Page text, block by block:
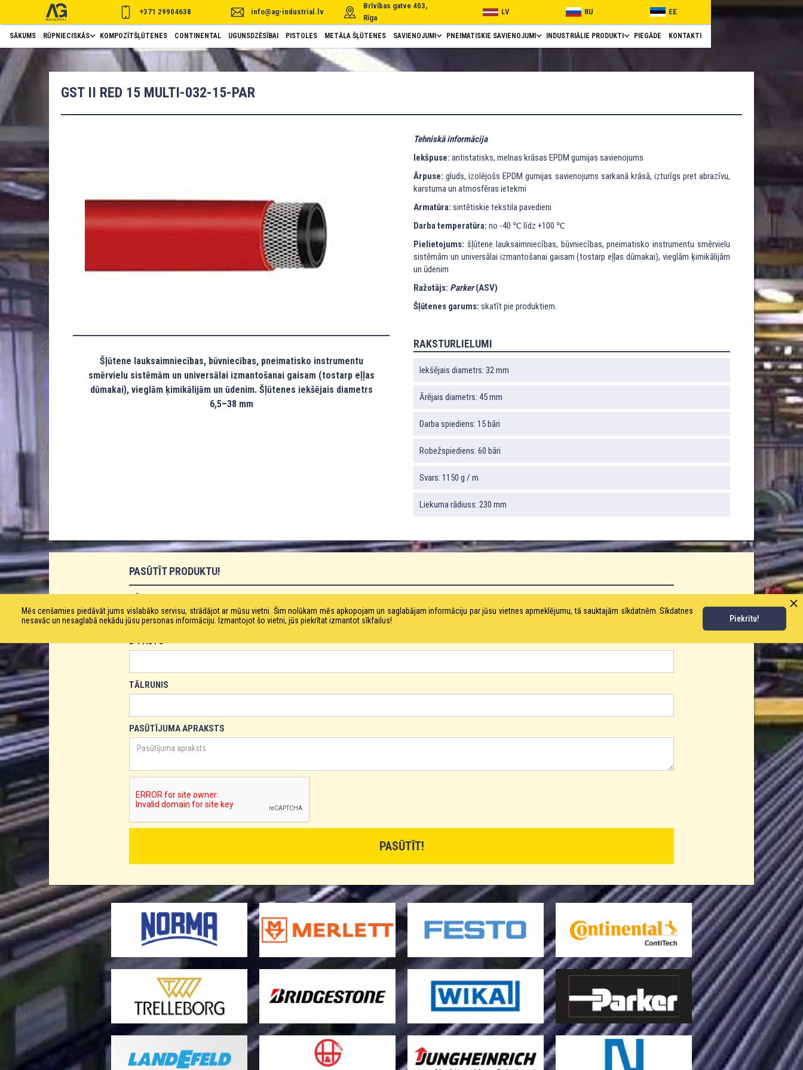
+371 29904638 info@ag-industrial.lv
Brīvības gatve 403,
Rīga
LV RU EE
SĀKUMS RŪPNIECISKĀS KOMPOZĪTŠĻŪTENES CONTINENTAL UGUNSDZĒSĪBAI PISTOLES METĀLA ŠĻŪTENES SAVIENOJUMI PNEIMATISKIE SAVIENOJUMI INDUSTRIĀLIE PRODUKTI PIEGĀDE KONTAKTI
GST II RED 15 MULTI-032-15-PAR
Šļūtene lauksaimniecības, būvniecības, pneimatisko instrumentu
smērvielu sistēmām un universālai izmantošanai gaisam (tostarp eļļas
dūmakai), vieglām ķimikālijām un ūdenim. Šļūtenes iekšējais diametrs
6,5–38 mm
Tehniskā informācija
Iekšpuse: antistatisks, melnas krāsas EPDM gumijas savienojums
Ārpuse:gluds, izolējošs EPDM gumijas savienojums sarkanā krāsā, izturīgs pret abrazīvu,
karstuma un atmosfēras ietekmi
Armatūra: sintētiskie tekstila pavedieni
Darba temperatūra: no -40 ℃ līdz +100 ℃
Pielietojums: šļūtene lauksaimniecības, būvniecības, pneimatisko instrumentu smērvielu
sistēmām un universālai izmantošanai gaisam (tostarp eļļas dūmakai), vieglām ķimikālijām
un ūdenim
Ražotājs: Parker(ASV)
Šļūtenes garums: skatīt pie produktiem.
RAKSTURLIELUMI
Iekšējais diametrs: 32 mm
Ārējais diametrs: 45 mm
Darba spiediens: 15 bāri
Robežspiediens: 60 bāri
Svars: 1150 g / m
Liekuma rādiuss: 230 mm
PASŪTĪT PRODUKTU!
VĀRDS
E-PASTS
TĀLRUNIS
PASŪTĪJUMA APRAKSTS
Mēs cenšamies piedāvāt jums vislabāko servisu, strādājot ar mūsu vietni. Šim nolūkam mēs apkopojam un saglabājam informāciju par jūsu vietnes apmeklējumu, tā sauktajām sīkdatnēm. Sīkdatnes
nesavāc un nesaglabā nekādu jūsu personas informāciju. Izmantojot šo vietni, jūs piekrītat izmantot sīkfailus!
Piekrītu!